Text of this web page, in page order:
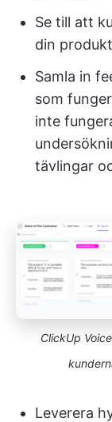
Se till att
din
Samla in
som
inte
tävlingar
ClickUp
Leverera